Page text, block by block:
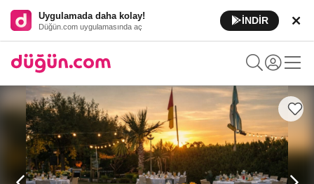
Uygulamada daha kolay!
Düğün.com uygulamasında aç
İNDİR